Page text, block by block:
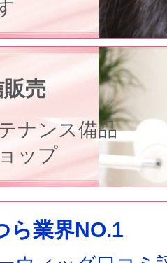
売
ナンス備品
ップ
ら業界NO.1